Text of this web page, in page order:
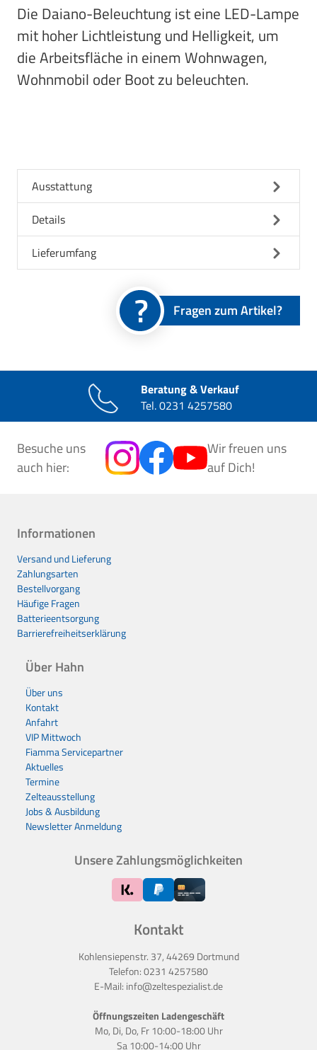
Die Daiano-Beleuchtung ist eine LED-Lampe
mit hoher Lichtleistung und Helligkeit, um
die Arbeitsfläche in einem Wohnwagen,
Wohnmobil oder Boot zu beleuchten.
Ausstattung
Details
Lieferumfang
Fragen zum Artikel?
Beratung & Verkauf
Tel.0231 4257580
Besuche uns
auch hier:
Wir freuen uns
auf Dich!
Informationen
Versand und Lieferung
Zahlungsarten
Bestellvorgang
Häufige Fragen
Batterieentsorgung
Barrierefreiheitserklärung
Über Hahn
Über uns
Kontakt
Anfahrt
VIP Mittwoch
Fiamma Servicepartner
Aktuelles
Termine
Zelteausstellung
Jobs & Ausbildung
Newsletter Anmeldung
Kontakt
Kohlensiepenstr. 37, 44269 Dortmund
Telefon:0231 4257580
E-Mail: info@zeltespezialist.de
Öffnungszeiten Ladengeschäft
Mo, Di, Do, Fr 10:00-18:00 Uhr
Sa 10:00-14:00 Uhr
Unsere Zahlungsmöglichkeiten